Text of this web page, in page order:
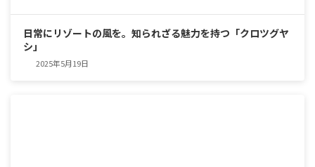
日常にリゾートの風を。知られざる魅力を持つ「クロツグヤ
シ」
2025年5月19日